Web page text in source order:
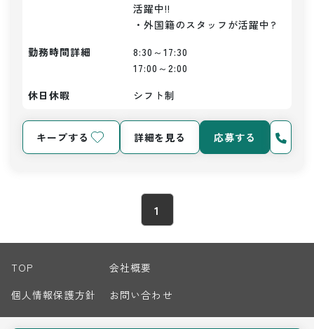
活躍中!!
・外国籍のスタッフが活躍中?
勤務時間詳細
8:30～17:30
17:00～2:00
休日休暇
シフト制
キープする 詳細を見る 応募する
1
TOP
会社概要
個人情報保護方針
お問い合わせ